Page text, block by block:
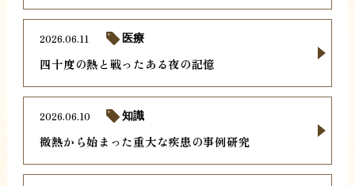
四十度の熱と戦ったある夜の記憶
2026.06.11 医療
微熱から始まった重大な疾患の事例研究
2026.06.10 知識